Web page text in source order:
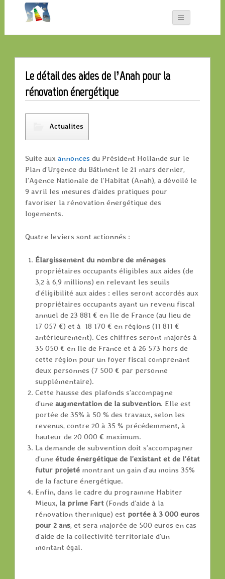
Le détail des aides de l’Anah pour la
rénovation énergétique
Actualites
Suite aux annonces du Président Hollande sur le
Plan d’Urgence du Bâtiment le 21 mars dernier,
l’Agence Nationale de l’Habitat (Anah), a dévoilé le
9 avril les mesures d’aides pratiques pour
favoriser la rénovation énergétique des
logements.
Quatre leviers sont actionnés :
Élargissement du nombre de ménages
propriétaires occupants éligibles aux aides (de
3,2 à 6,9 millions) en relevant les seuils
d’éligibilité aux aides : elles seront accordés aux
propriétaires occupants ayant un revenu fiscal
annuel de 23 881 € en Ile de France (au lieu de
17 057 €) et à 18 170 € en régions (11 811 €
antérieurement). Ces chiffres seront majorés à
35 050 € en Ile de France et à 26 573 hors de
cette région pour un foyer fiscal comprenant
deux personnes (7 500 € par personne
supplémentaire).
Cette hausse des plafonds s’accompagne
d’une augmentation de la subvention. Elle est
portée de 35% à 50 % des travaux, selon les
revenus, contre 20 à 35 % précédemment, à
hauteur de 20 000 € maximum.
La demande de subvention doit s’accompagner
d’une étude énergétique de l’existant et de l’état
futur projetémontrant un gain d’au moins 35%
de la facture énergétique.
Enfin, dans le cadre du programme Habiter
Mieux, la prime Fart(Fonds d’aide à la
rénovation thermique) est portée à 3 000 euros
pour 2 ans, et sera majorée de 500 euros en cas
d’aide de la collectivité territoriale d’un
montant égal.